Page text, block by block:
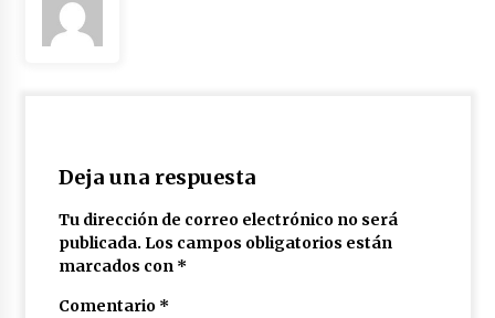
Deja una respuesta
Tu dirección de correo electrónico no será
publicada. Los campos obligatorios están
marcados con *
Comentario *